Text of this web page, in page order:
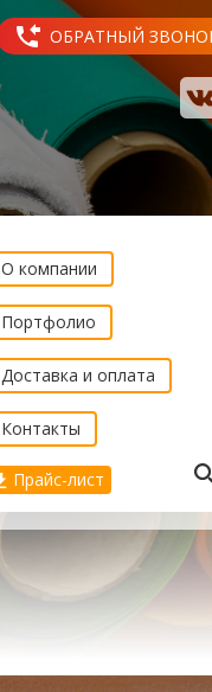
ОБРАТНЫЙ
О компании
Портфолио
Доставка и оплата
Контакты
Прайс-лист